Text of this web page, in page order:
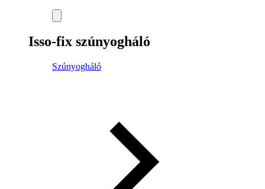
Isso-fix szúnyogháló
Szúnyogháló